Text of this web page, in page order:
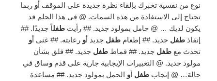
نوع من نفسية تخبرك بإلقاء نظرة جديدة على الموقف أو ربما
تحتاج إلى الاستفادة من هذه السمات. @ في هذا الحلم قد
يكون لديك … @ حامل بمولود جديد. ## رأيتطفلاً جديدًا. ##
إنقاذطفل جديد. ## إطعامطفل جديد أو رعايته. ## غنى أو
تحدث معطفل جديد. ## قماططفل جديد. ## قلق بشأن
مولود جديد. @ التغييرات الإيجابية جارية على قدموساق في
حالة… @ إنجابطفل أو الحمل بمولود جديد. ## مساعدة